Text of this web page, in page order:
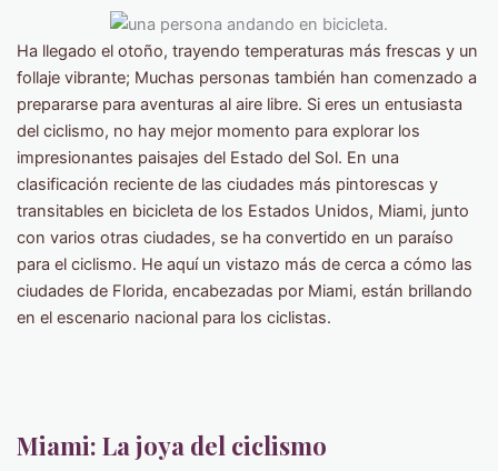
Ha llegado el otoño, trayendo temperaturas más frescas y un
follaje vibrante; Muchas personas también han comenzado a
prepararse para aventuras al aire libre. Si eres un entusiasta
del ciclismo, no hay mejor momento para explorar los
impresionantes paisajes del Estado del Sol. En una
clasificación reciente de las ciudades más pintorescas y
transitables en bicicleta de los Estados Unidos, Miami, junto
con varios otras ciudades, se ha convertido en un paraíso
para el ciclismo. He aquí un vistazo más de cerca a cómo las
ciudades de Florida, encabezadas por Miami, están brillando
en el escenario nacional para los ciclistas.
Miami: La joya del ciclismo